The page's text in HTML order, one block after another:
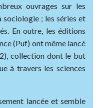
ouvrages sur les
sociologie ; les séries et
En outre, les éditions
(Puf) ont même lancé
collection dont le but
à travers les sciences
lancée et semble